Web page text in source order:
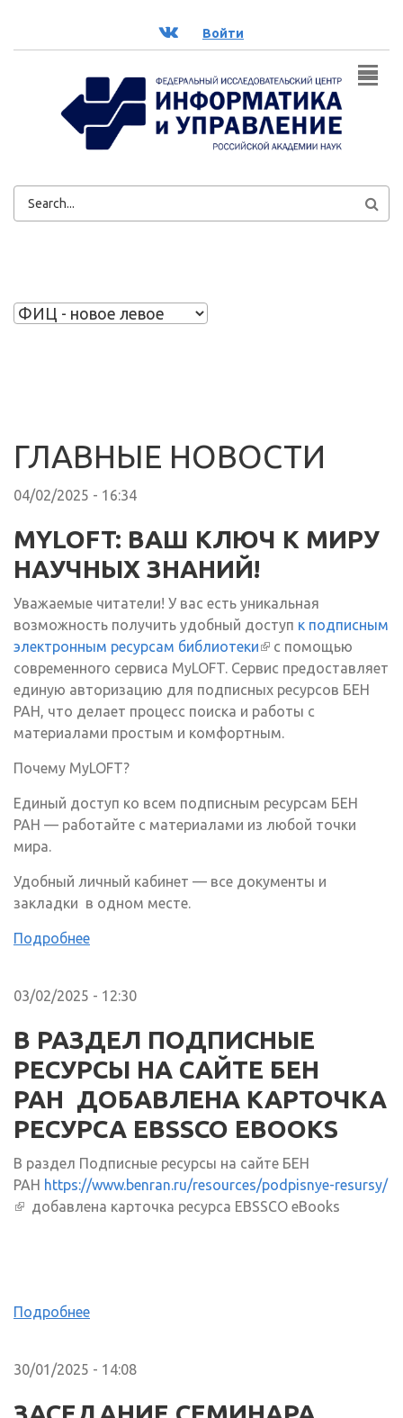
ВК Войти
ФОРМА
ГЛАВНЫЕ НОВОСТИ
04/02/2025 - 16:34
MYLOFT: ВАШ КЛЮЧ К МИРУ
НАУЧНЫХ ЗНАНИЙ!
Уважаемые читатели! У вас есть уникальная
возможность получить удобный доступ к подписным
электронным ресурсам библиотеки(внешняя ссылка)
с помощью
современного сервиса MyLOFT. Сервис предоставляет
единую авторизацию для подписных ресурсов БЕН
РАН, что делает процесс поиска и работы с
материалами простым и комфортным.
Почему MyLOFT?
Единый доступ ко всем подписным ресурсам БЕН
РАН — работайте с материалами из любой точки
мира.
Удобный личный кабинет — все документы и
закладки в одном месте.
Подробнее
03/02/2025 - 12:30
В РАЗДЕЛ ПОДПИСНЫЕ
РЕСУРСЫ НА САЙТЕ БЕН
РАН ДОБАВЛЕНА КАРТОЧКА
РЕСУРСА EBSSCO EBOOKS
В раздел Подписные ресурсы на сайте БЕН
РАН https://www.benran.ru/resources/podpisnye-resursy/
(внешняя ссылка)
добавлена карточка ресурса EBSSCO eBooks
Подробнее
30/01/2025 - 14:08